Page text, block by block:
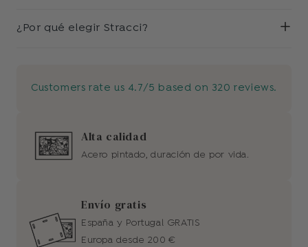
¿Por qué elegir Stracci?
Customers rate us 4.7/5 based on 320 reviews.
Alta calidad
Acero pintado, duración de por vida.
Envío gratis
España y Portugal GRATIS
Europa desde 200 €